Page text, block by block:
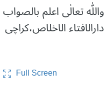
واللّٰه تعالٰی اعلم بالصواب
دارالافتاء الاخلاص،کراچی
Full Screen